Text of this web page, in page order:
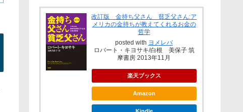
改訂版 金持ち父さん 貧乏父さん:ア
メリカの金持ちが教えてくれるお金の
哲学
posted with ヨメレバ
ロバート・キヨサキ/白根 美保子 筑
摩書房 2013年11月
楽天ブックス
Amazon